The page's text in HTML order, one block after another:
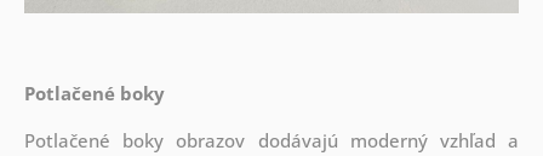
Potlačené boky
Potlačené boky obrazov dodávajú moderný vzhľad a